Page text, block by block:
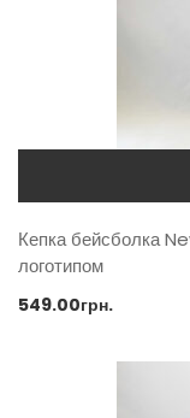
Кепка бейсболка
логотипом
549.00грн.